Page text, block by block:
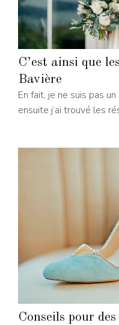
C’est ainsi que
Bavière
En fait, je ne suis pas
ensuite j’ai trouvé les
Conseils pour